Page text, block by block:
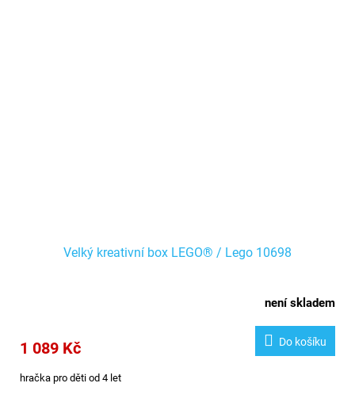
Velký kreativní box LEGO® / Lego 10698
není skladem
1 089 Kč Do košíku
hračka pro děti od 4 let